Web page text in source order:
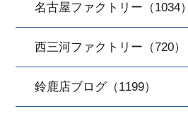
名古屋ファクトリー（1034）
西三河ファクトリー（720）
鈴鹿店ブログ（1199）